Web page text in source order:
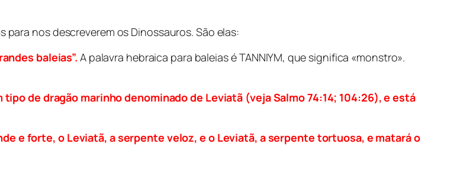
para nos descreverem os Dinossauros. São elas:
baleias”. A palavra hebraica para baleias é TANNIYM, que significa «monstro».
tipo de dragão marinho denominado de Leviatã (veja Salmo 74:14; 104:26), e está
e forte, o Leviatã, a serpente veloz, e o Leviatã, a serpente tortuosa, e matará o